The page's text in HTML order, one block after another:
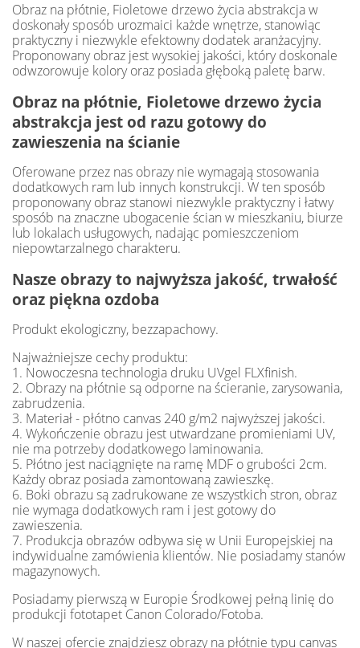
Obraz na płótnie, Fioletowe drzewo życia abstrakcja w
doskonały sposób urozmaici każde wnętrze, stanowiąc
praktyczny i niezwykle efektowny dodatek aranżacyjny.
Proponowany obraz jest wysokiej jakości, który doskonale
odwzorowuje kolory oraz posiada głęboką paletę barw.
Obraz na płótnie, Fioletowe drzewo życia
abstrakcja jest od razu gotowy do
zawieszenia na ścianie
Oferowane przez nas obrazy nie wymagają stosowania
dodatkowych ram lub innych konstrukcji. W ten sposób
proponowany obraz stanowi niezwykle praktyczny i łatwy
sposób na znaczne ubogacenie ścian w mieszkaniu, biurze
lub lokalach usługowych, nadając pomieszczeniom
niepowtarzalnego charakteru.
Nasze obrazy to najwyższa jakość, trwałość
oraz piękna ozdoba
Produkt ekologiczny, bezzapachowy.
Najważniejsze cechy produktu:
1. Nowoczesna technologia druku UVgel FLXfinish.
2. Obrazy na płótnie są odporne na ścieranie, zarysowania,
zabrudzenia.
3. Materiał - płótno canvas 240 g/m2 najwyższej jakości.
4. Wykończenie obrazu jest utwardzane promieniami UV,
nie ma potrzeby dodatkowego laminowania.
5. Płótno jest naciągnięte na ramę MDF o grubości 2cm.
Każdy obraz posiada zamontowaną zawieszkę.
6. Boki obrazu są zadrukowane ze wszystkich stron, obraz
nie wymaga dodatkowych ram i jest gotowy do
zawieszenia.
7. Produkcja obrazów odbywa się w Unii Europejskiej na
indywidualne zamówienia klientów. Nie posiadamy stanów
magazynowych.
Posiadamy pierwszą w Europie Środkowej pełną linię do
produkcji fototapet Canon Colorado/Fotoba.
W naszej ofercie znajdziesz obrazy na płótnie typu canvas